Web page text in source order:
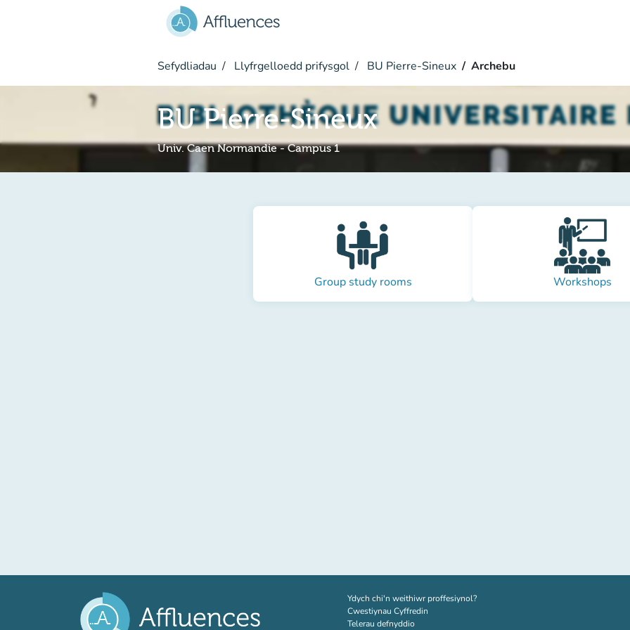
Sefydliadau Llyfrgelloedd prifysgol BU Pierre-Sineux Archebu
BU Pierre-Sineux
Univ. Caen Normandie - Campus 1
Group study rooms Workshops
Ydych chi'n weithiwr proffesiynol?(tab newydd)
Cwestiynau Cyffredin
Telerau defnyddio